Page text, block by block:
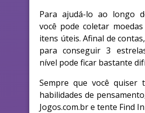
Para ajudá-lo ao longo
você pode coletar
itens úteis. Afinal de
para conseguir 3
nível pode ficar bastante
Sempre que você quiser
habilidades de
Jogos.com.br e tente Find